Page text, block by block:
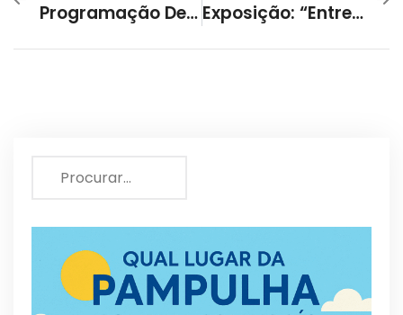
Programação De Setembro 2024 – Centro Cultural Urucuia Exposição: “Entre” – Biziu E Poesia